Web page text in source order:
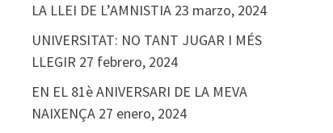
LA LLEI DE L’AMNISTIA 23 marzo, 2024
UNIVERSITAT: NO TANT JUGAR I MÉS
LLEGIR 27 febrero, 2024
EN EL 81è ANIVERSARI DE LA MEVA
NAIXENÇA 27 enero, 2024